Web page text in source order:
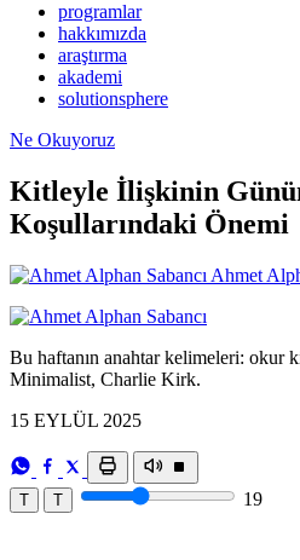
programlar
hakkımızda
araştırma
akademi
solutionsphere
Ne Okuyoruz
Kitleyle İlişkinin
Koşullarındaki Önemi
Ahmet
Bu haftanın anahtar kelimeleri: okur
Minimalist, Charlie Kirk.
15 EYLÜL 2025
T T 19